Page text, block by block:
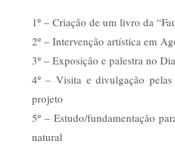
1º – Criação de um livro da
2º – Intervenção artística em
3º – Exposição e palestra no
4º – Visita e divulgação
projeto
5º – Estudo/fundamentação
natural